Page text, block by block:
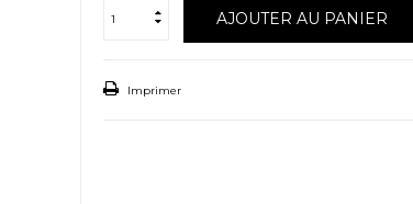
AJOUTER AU PANIER
Imprimer